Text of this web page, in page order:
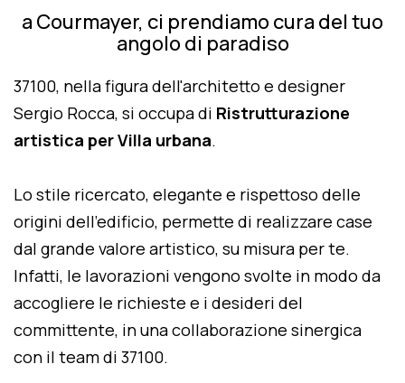
a Courmayer, ci prendiamo cura del tuo
angolo di paradiso
37100, nella figura dell'architetto e designer
Sergio Rocca, si occupa di Ristrutturazione
artistica per Villa urbana.
Lo stile ricercato, elegante e rispettoso delle
origini dell'edificio, permette di realizzare case
dal grande valore artistico, su misura per te.
Infatti, le lavorazioni vengono svolte in modo da
accogliere le richieste e i desideri del
committente, in una collaborazione sinergica
con il team di 37100.